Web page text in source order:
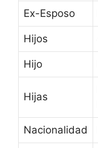
Ex-Esposo
Hijos
Hijo
Hijas
Nacionalidad